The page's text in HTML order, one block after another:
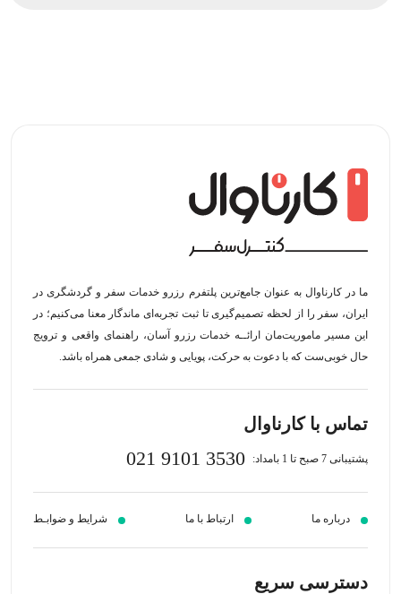
ما در کارناوال به عنوان جامع‌ترین پلتفرم رزرو خدمات سفر و گردشگری در
ایران، سفر را از لحظه‌ تصمیم‌گیری تا ثبت تجربه‌ای ماندگار معنا می‌کنیم؛ در
این مسیر‍ ماموریت‌مان اراﺋــﻪ خدمات رزرو آسان، راهنمای واقعی و ترویج
حال خوبی‌ست که با دعوت به حرکت، پویایی و شادی جمعی همراه باشد.
تماس با کارناوال
پشتیبانی 7 صبح تا 1 بامداد: 021 9101 3530
درباره ما ارتباط با ما شرایط و ضوابـط
دسترسی سریع